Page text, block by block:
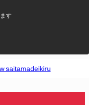
す
saitamadeikiru